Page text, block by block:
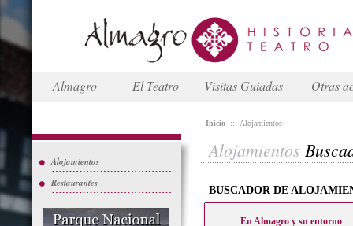
Almagro El Teatro Visitas Guiadas Otras
Alojamientos
Restaurantes
Inicio :: Alojamientos
Alojamientos
BUSCADOR DE
En Almagro y su entorno